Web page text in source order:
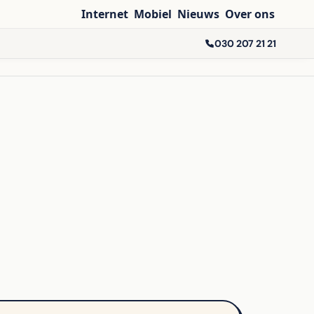
Internet Mobiel Nieuws Over ons
030 207 21 21